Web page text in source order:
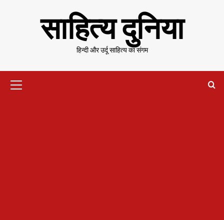
साहित्य दुनिया
हिन्दी और उर्दू साहित्य का संगम
Menu